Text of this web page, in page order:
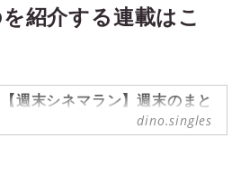
紹介する連載はこ
【週末シネマラン】週末のまと
まった時間を使って一気見した
い、シリーズものの映画やドラ
dino.singles